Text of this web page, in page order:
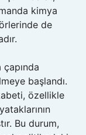
kimya
de
başlandı.
özellikle
Bu durum,